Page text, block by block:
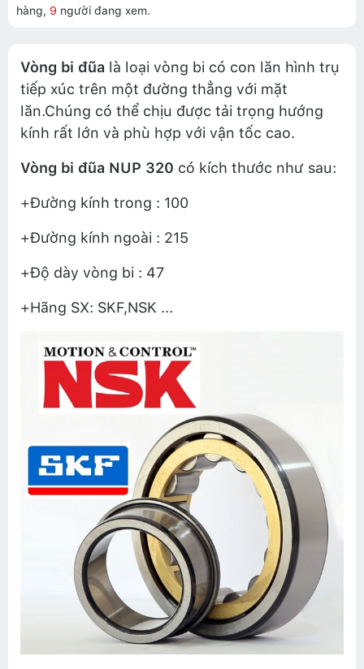
hàng, 9 người đang xem.
Vòng bi đũa là loại vòng bi có con lăn hình trụ
tiếp xúc trên một đường thẳng với mặt
lăn.Chúng có thể chịu được tải trọng hướng
kính rất lớn và phù hợp với vận tốc cao.
Vòng bi đũa NUP 320 có kích thước như sau:
+Đường kính trong : 100
+Đường kính ngoài : 215
+Độ dày vòng bi : 47
+Hãng SX: SKF,NSK ...